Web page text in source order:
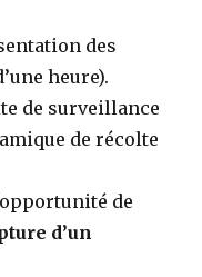
des
heure).
de surveillance
de récolte
de
d’un